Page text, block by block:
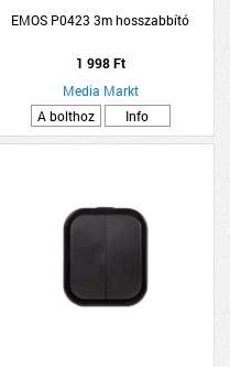
EMOS P0423 3m hosszabbító
1 998 Ft
Media Markt
A bolthoz
Info